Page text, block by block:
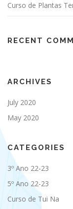
Curso de Plantas
RECENT
ARCHIVES
July 2020
May 2020
CATEGORIES
3º Ano 22-23
5º Ano 22-23
Curso de Tui Na